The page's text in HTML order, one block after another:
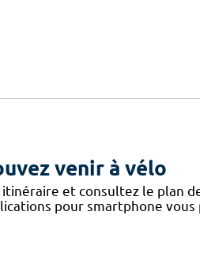
venir à vélo
et consultez le plan
pour smartphone